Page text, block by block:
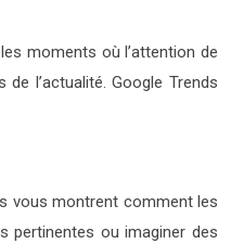
moments où l’attention de
l’actualité. Google Trends
vous montrent comment les
pertinentes ou imaginer des